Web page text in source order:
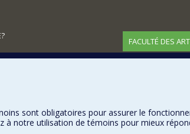
FACULTÉ DES
sont obligatoires pour assurer le
à notre utilisation de témoins pour mieux